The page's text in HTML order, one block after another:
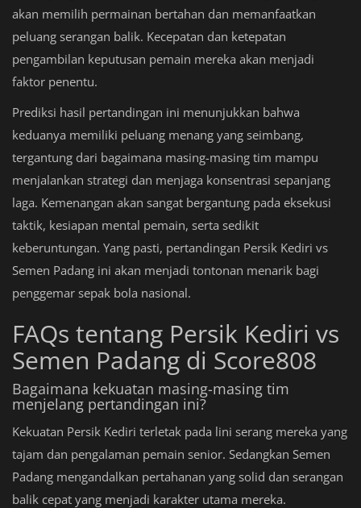
akan memilih permainan bertahan dan memanfaatkan
peluang serangan balik. Kecepatan dan ketepatan
pengambilan keputusan pemain mereka akan menjadi
faktor penentu.
Prediksi hasil pertandingan ini menunjukkan bahwa
keduanya memiliki peluang menang yang seimbang,
tergantung dari bagaimana masing-masing tim mampu
menjalankan strategi dan menjaga konsentrasi sepanjang
laga. Kemenangan akan sangat bergantung pada eksekusi
taktik, kesiapan mental pemain, serta sedikit
keberuntungan. Yang pasti, pertandingan Persik Kediri vs
Semen Padang ini akan menjadi tontonan menarik bagi
penggemar sepak bola nasional.
FAQs tentang Persik Kediri vs
Semen Padang di Score808
Bagaimana kekuatan masing-masing tim
menjelang pertandingan ini?
Kekuatan Persik Kediri terletak pada lini serang mereka yang
tajam dan pengalaman pemain senior. Sedangkan Semen
Padang mengandalkan pertahanan yang solid dan serangan
balik cepat yang menjadi karakter utama mereka.